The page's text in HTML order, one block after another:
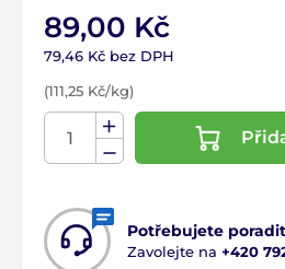
89,00 Kč
79,46 Kč bez DPH
(111,25 Kč/kg)
Potřebujete
Zavolejte na +420